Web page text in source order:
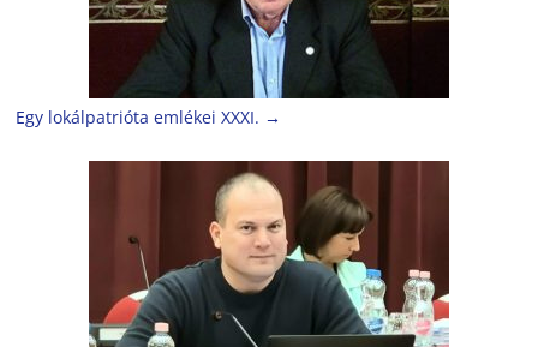
Egy lokálpatrióta emlékei XXXI. →